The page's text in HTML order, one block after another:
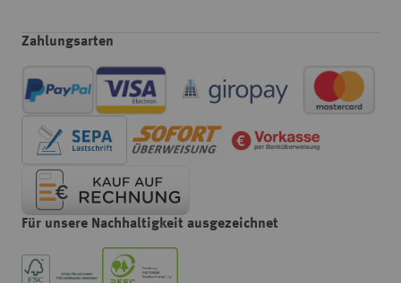
Zahlungsarten
Für unsere Nachhaltigkeit ausgezeichnet